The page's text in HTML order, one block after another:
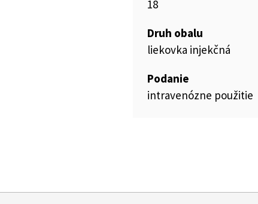
18
Druh obalu
liekovka injekčná
Podanie
intravenózne použitie